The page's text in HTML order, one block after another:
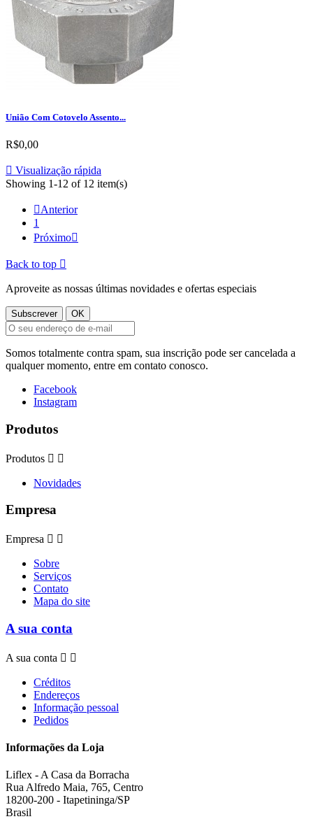
União Com Cotovelo Assento...
R$0,00
 Visualização rápida
Showing 1-12 of 12 item(s)
Anterior
1
Próximo
Back to top 
Aproveite as nossas últimas novidades e ofertas especiais
Somos totalmente contra spam, sua inscrição pode ser cancelada a
qualquer momento, entre em contato conosco.
Facebook
Instagram
Produtos
Produtos  
Novidades
Empresa
Empresa  
Sobre
Serviços
Contato
Mapa do site
A sua conta
A sua conta  
Créditos
Endereços
Informação pessoal
Pedidos
Informações da Loja
Liflex - A Casa da Borracha
Rua Alfredo Maia, 765, Centro
18200-200 - Itapetininga/SP
Brasil